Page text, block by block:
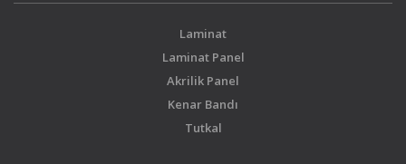
Laminat
Laminat Panel
Akrilik Panel
Kenar Bandı
Tutkal